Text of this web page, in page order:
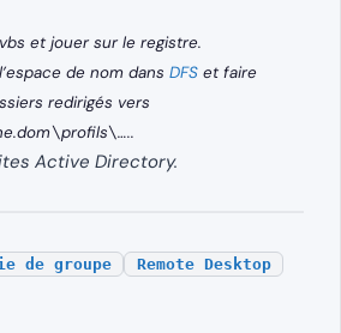
et jouer sur le registre.
de nom dans DFS et faire
redirigés vers
Active Directory.
de groupe
Remote Desktop